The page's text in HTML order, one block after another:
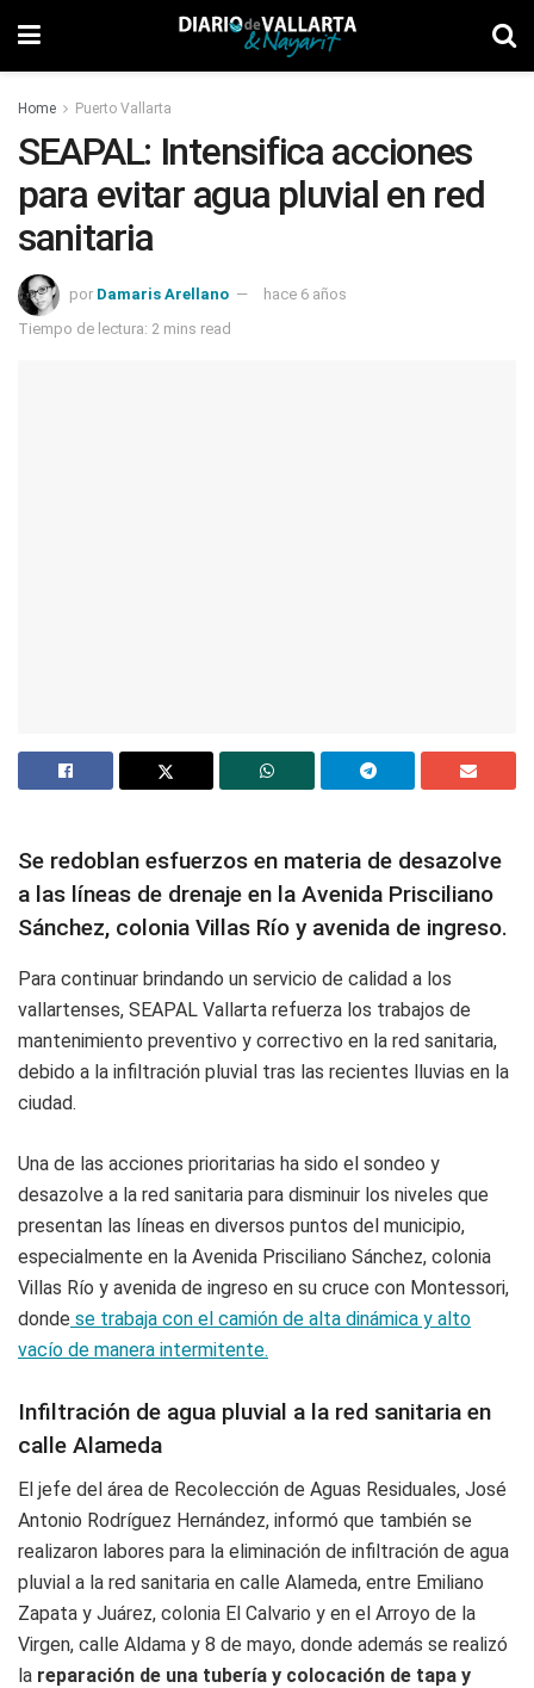
Home Puerto Vallarta
SEAPAL: Intensifica acciones
para evitar agua pluvial en red
sanitaria
por Damaris Arellano
hace 6 años
Tiempo de lectura: 2 mins read
Se redoblan esfuerzos en materia de desazolve
a las líneas de drenaje en la Avenida Prisciliano
Sánchez, colonia Villas Río y avenida de ingreso.
Para continuar brindando un servicio de calidad a los
vallartenses, SEAPAL Vallarta refuerza los trabajos de
mantenimiento preventivo y correctivo en la red sanitaria,
debido a la infiltración pluvial tras las recientes lluvias en la
ciudad.
Una de las acciones prioritarias ha sido el sondeo y
desazolve a la red sanitaria para disminuir los niveles que
presentan las líneas en diversos puntos del municipio,
especialmente en la Avenida Prisciliano Sánchez, colonia
Villas Río y avenida de ingreso en su cruce con Montessori,
donde se trabaja con el camión de alta dinámica y alto
vacío de manera intermitente.
Infiltración de agua pluvial a la red sanitaria en
calle Alameda
El jefe del área de Recolección de Aguas Residuales, José
Antonio Rodríguez Hernández, informó que también se
realizaron labores para la eliminación de infiltración de agua
pluvial a la red sanitaria en calle Alameda, entre Emiliano
Zapata y Juárez, colonia El Calvario y en el Arroyo de la
Virgen, calle Aldama y 8 de mayo, donde además se realizó
la reparación de una tubería y colocación de tapa y